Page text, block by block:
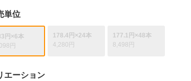
単位
円×6本
円
178.4円×24本
4,280円
177.1円×48本
8,498円
エーション